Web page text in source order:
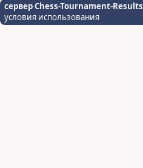
сервер Chess-Tournament-Results
условия использования